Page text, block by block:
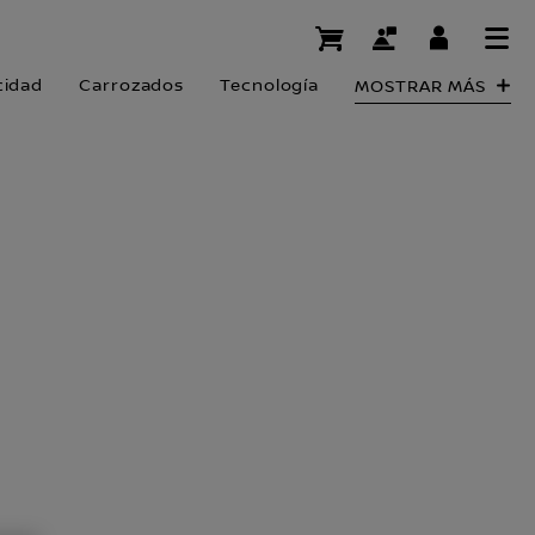
Carrozados Tecnología MOSTRAR MÁS